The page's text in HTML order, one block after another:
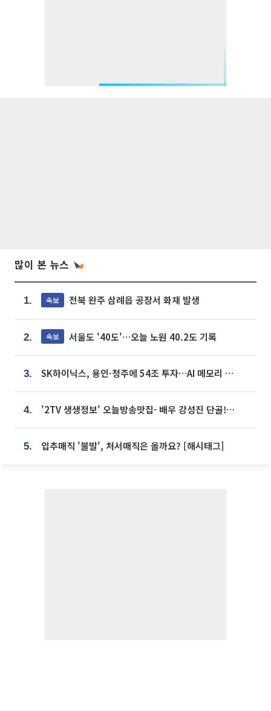
많이 본 뉴스
1. 속보 전북 완주 삼례읍 공장서 화재 발생
2. 속보 서울도 '40도'…오늘 노원 40.2도 기록
3. SK하이닉스, 용인·청주에 54조 투자…AI 메모리 생산기지 키운다
4. '2TV 생생정보' 오늘방송맛집- 배우 강성진 단골! 쌀국수ㆍ푸팟퐁 커리 맛집 '블○○○'
5. 입추매직 '불발', 처서매직은 올까요? [해시태그]